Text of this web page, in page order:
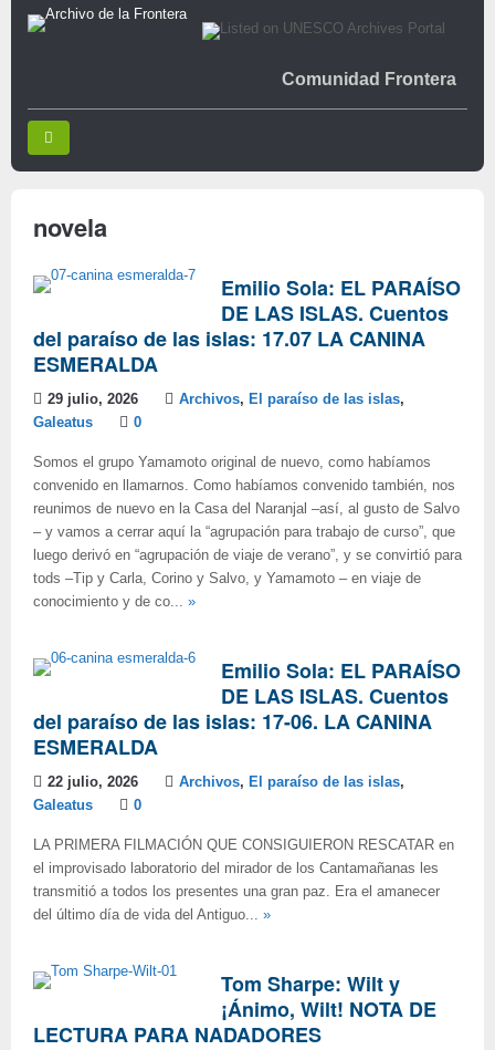
Comunidad Frontera
novela
Emilio Sola: EL PARAÍSO
DE LAS ISLAS. Cuentos
del paraíso de las islas: 17.07 LA CANINA
ESMERALDA
29 julio, 2026 Archivos, El paraíso de las islas,
Galeatus
0
Somos el grupo Yamamoto original de nuevo, como habíamos
convenido en llamarnos. Como habíamos convenido también, nos
reunimos de nuevo en la Casa del Naranjal –así, al gusto de Salvo
– y vamos a cerrar aquí la “agrupación para trabajo de curso”, que
luego derivó en “agrupación de viaje de verano”, y se convirtió para
tods –Tip y Carla, Corino y Salvo, y Yamamoto – en viaje de
conocimiento y de co... »
Emilio Sola: EL PARAÍSO
DE LAS ISLAS. Cuentos
del paraíso de las islas: 17-06. LA CANINA
ESMERALDA
22 julio, 2026 Archivos, El paraíso de las islas,
Galeatus
0
LA PRIMERA FILMACIÓN QUE CONSIGUIERON RESCATAR en
el improvisado laboratorio del mirador de los Cantamañanas les
transmitió a todos los presentes una gran paz. Era el amanecer
del último día de vida del Antiguo... »
Tom Sharpe: Wilt y
¡Ánimo, Wilt! NOTA DE
LECTURA PARA NADADORES